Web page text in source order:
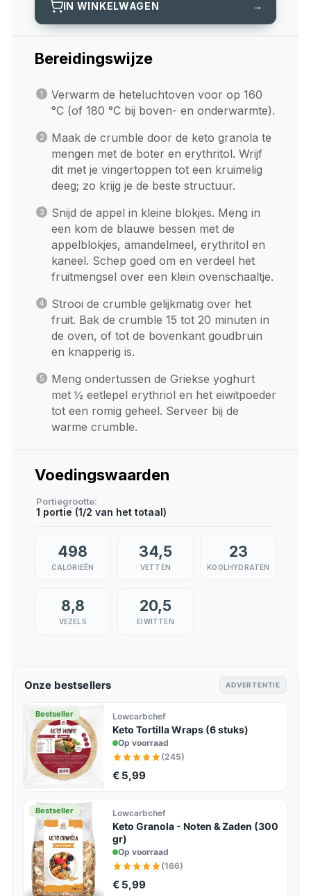
IN WINKELWAGEN →
Bereidingswijze
Verwarm de heteluchtoven voor op 160
°C (of 180 °C bij boven- en onderwarmte).
Maak de crumble door de keto granola te
mengen met de boter en erythritol. Wrijf
dit met je vingertoppen tot een kruimelig
deeg; zo krijg je de beste structuur.
Snijd de appel in kleine blokjes. Meng in
een kom de blauwe bessen met de
appelblokjes, amandelmeel, erythritol en
kaneel. Schep goed om en verdeel het
fruitmengsel over een klein ovenschaaltje.
Strooi de crumble gelijkmatig over het
fruit. Bak de crumble 15 tot 20 minuten in
de oven, of tot de bovenkant goudbruin
en knapperig is.
Meng ondertussen de Griekse yoghurt
met ½ eetlepel erythriol en het eiwitpoeder
tot een romig geheel. Serveer bij de
warme crumble.
Voedingswaarden
Portiegrootte
1 portie (1/2 van het totaal)
498
CALORIEËN
34,5
VETTEN
23
KOOLHYDRATEN
8,8
VEZELS
20,5
EIWITTEN
Onze bestsellers ADVERTENTIE
Bestseller Lowcarbchef
Keto Tortilla Wraps (6 stuks)
Op voorraad
(245)
€ 5,99
Bestseller Lowcarbchef
Keto Granola - Noten & Zaden (300
gr)
Op voorraad
(166)
€ 5,99